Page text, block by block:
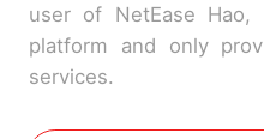
user of NetEase
platform and only
services.